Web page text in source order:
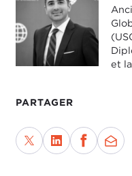
et
PARTAGER